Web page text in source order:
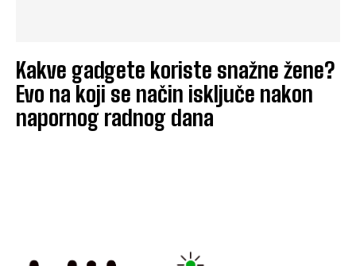
Kakve gadgete koriste snažne žene?
Evo na koji se način isključe nakon
napornog radnog dana